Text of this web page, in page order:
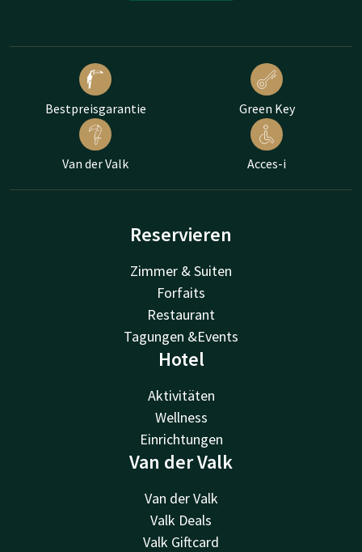
Bestpreisgarantie Green Key
Van der Valk Acces-i
Reservieren
Zimmer & Suiten
Forfaits
Restaurant
Tagungen &Events
Hotel
Aktivitäten
Wellness
Einrichtungen
Van der Valk
Van der Valk
Valk Deals
Valk Giftcard